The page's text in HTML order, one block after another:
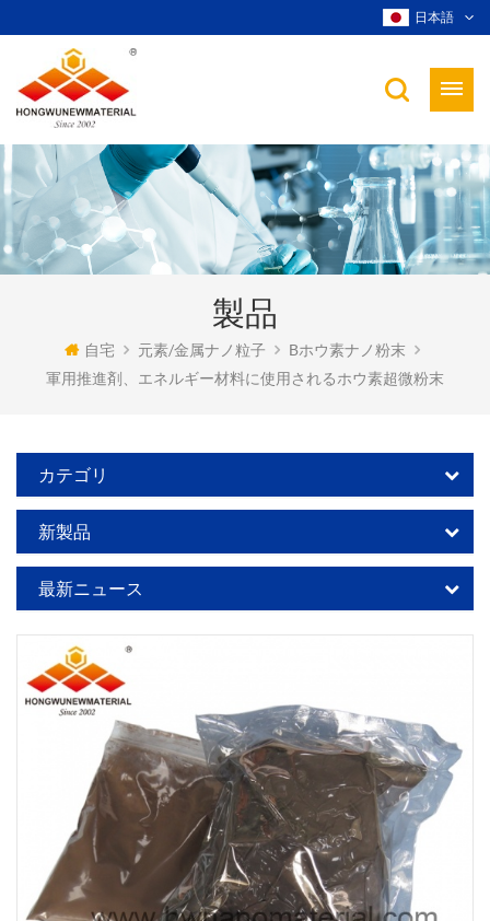
日本語
製品
自宅 元素/金属ナノ粒子
Bホウ素ナノ粉末
軍用推進剤、エネルギー材料に使用されるホウ素超微粉末
カテゴリ
新製品
最新ニュース